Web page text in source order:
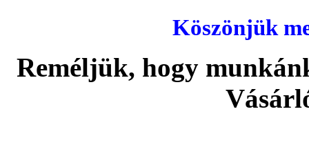
Köszönjük
Reméljük, hogy